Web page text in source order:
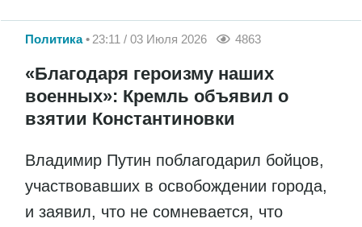
Политика 23:11 / 03 Июля 2026 4863
«Благодаря героизму наших
военных»: Кремль объявил о
взятии Константиновки
Владимир Путин поблагодарил бойцов,
участвовавших в освобождении города,
и заявил, что не сомневается, что